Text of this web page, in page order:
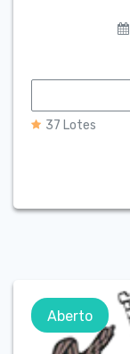
37 Lotes
Aberto